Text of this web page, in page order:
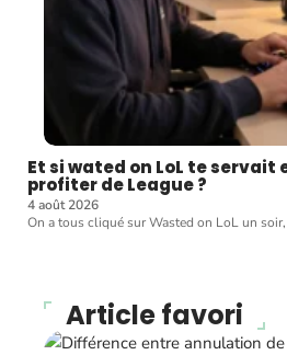
Et si wated on LoL te servait
profiter de League ?
4 août 2026
On a tous cliqué sur Wasted on LoL un
Article favori